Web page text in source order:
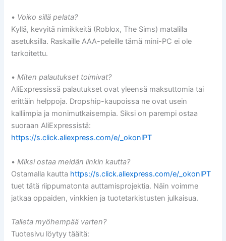
• Voiko sillä pelata?
Kyllä, kevyitä nimikkeitä (Roblox, The Sims) matalilla
asetuksilla. Raskaille AAA-peleille tämä mini-PC ei ole
tarkoitettu.
•Miten palautukset toimivat?
AliExpressissä palautukset ovat yleensä maksuttomia tai
erittäin helppoja. Dropship-kaupoissa ne ovat usein
kalliimpia ja monimutkaisempia. Siksi on parempi ostaa
suoraan AliExpressistä:
https://s.click.aliexpress.com/e/_okonlPT
•Miksi ostaa meidän linkin kautta?
Ostamalla kautta https://s.click.aliexpress.com/e/_okonlPT
tuet tätä riippumatonta auttamisprojektia. Näin voimme
jatkaa oppaiden, vinkkien ja tuotetarkistusten julkaisua.
Talleta myöhempää varten?
Tuotesivu löytyy täältä: